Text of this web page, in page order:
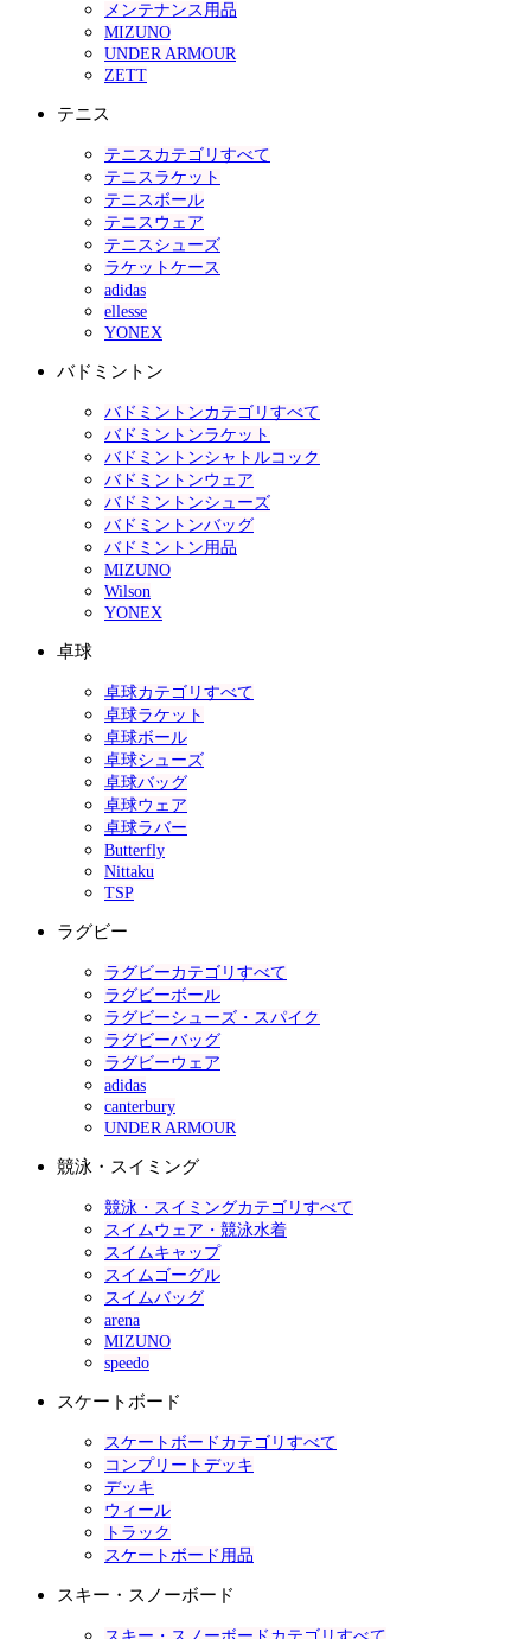
メンテナンス用品
MIZUNO
UNDER ARMOUR
ZETT
テニス
テニスカテゴリすべて
テニスラケット
テニスボール
テニスウェア
テニスシューズ
ラケットケース
adidas
ellesse
YONEX
バドミントン
バドミントンカテゴリすべて
バドミントンラケット
バドミントンシャトルコック
バドミントンウェア
バドミントンシューズ
バドミントンバッグ
バドミントン用品
MIZUNO
Wilson
YONEX
卓球
卓球カテゴリすべて
卓球ラケット
卓球ボール
卓球シューズ
卓球バッグ
卓球ウェア
卓球ラバー
Butterfly
Nittaku
TSP
ラグビー
ラグビーカテゴリすべて
ラグビーボール
ラグビーシューズ・スパイク
ラグビーバッグ
ラグビーウェア
adidas
canterbury
UNDER ARMOUR
競泳・スイミング
競泳・スイミングカテゴリすべて
スイムウェア・競泳水着
スイムキャップ
スイムゴーグル
スイムバッグ
arena
MIZUNO
speedo
スケートボード
スケートボードカテゴリすべて
コンプリートデッキ
デッキ
ウィール
トラック
スケートボード用品
スキー・スノーボード